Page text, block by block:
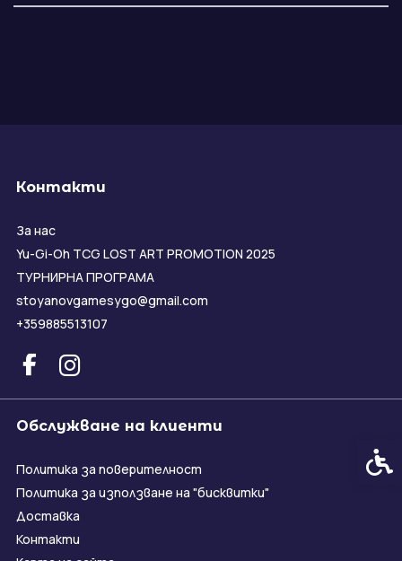
Контакти
За нас
Yu-Gi-Oh TCG LOST ART PROMOTION 2025
ТУРНИРНА ПРОГРАМА
stoyanovgamesygo@gmail.com
+359885513107
Обслужване на клиенти
Политика за поверителност
Политика за използване на "бисквитки"
Доставка
Контакти